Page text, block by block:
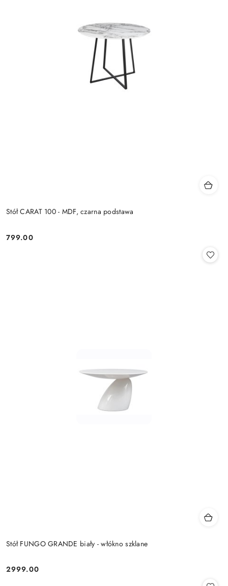
Stół CARAT 100 - MDF, czarna podstawa
Cena:
799.00
Stół FUNGO GRANDE biały - włókno szklane
Cena:
2999.00